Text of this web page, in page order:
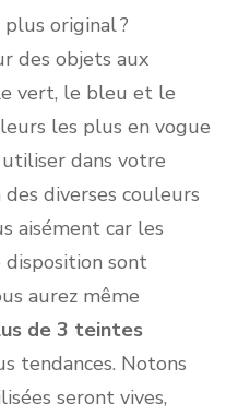
original ?
des objets aux
vert, le bleu et le
les plus en vogue
dans votre
des diverses couleurs
aisément car les
disposition sont
aurez même
de 3 teintes
tendances. Notons
seront vives,